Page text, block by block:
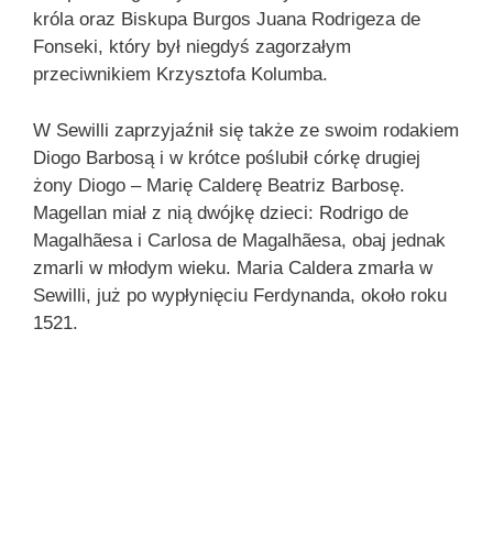
króla oraz Biskupa Burgos Juana Rodrigeza de
Fonseki, który był niegdyś zagorzałym
przeciwnikiem Krzysztofa Kolumba.
W Sewilli zaprzyjaźnił się także ze swoim rodakiem
Diogo Barbosą i w krótce poślubił córkę drugiej
żony Diogo – Marię Calderę Beatriz Barbosę.
Magellan miał z nią dwójkę dzieci: Rodrigo de
Magalhãesa i Carlosa de Magalhãesa, obaj jednak
zmarli w młodym wieku. Maria Caldera zmarła w
Sewilli, już po wypłynięciu Ferdynanda, około roku
1521.